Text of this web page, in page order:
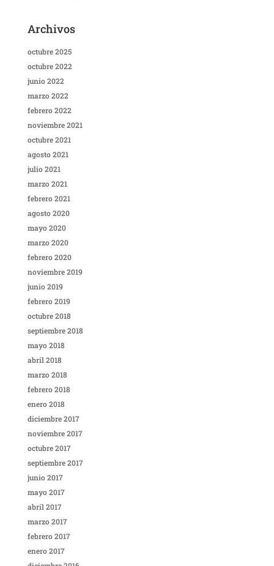
Archivos
octubre 2025
octubre 2022
junio 2022
marzo 2022
febrero 2022
noviembre 2021
octubre 2021
agosto 2021
julio 2021
marzo 2021
febrero 2021
agosto 2020
mayo 2020
marzo 2020
febrero 2020
noviembre 2019
junio 2019
febrero 2019
octubre 2018
septiembre 2018
mayo 2018
abril 2018
marzo 2018
febrero 2018
enero 2018
diciembre 2017
noviembre 2017
octubre 2017
septiembre 2017
junio 2017
mayo 2017
abril 2017
marzo 2017
febrero 2017
enero 2017